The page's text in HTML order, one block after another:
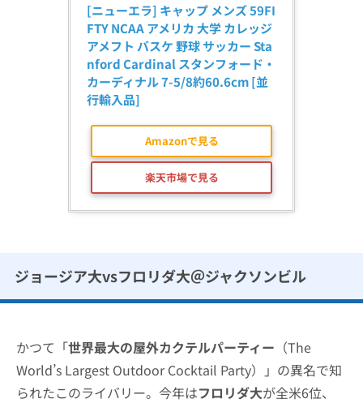
[ニューエラ] キャップ メンズ 59FI
FTY NCAA アメリカ 大学 カレッジ
アメフト バスケ 野球 サッカー Sta
nford Cardinal スタンフォード・
カーディナル 7-5/8約60.6cm [並
行輸入品]
Amazonで見る
楽天市場で見る
ジョージア大vsフロリダ大＠ジャクソンビル
かつて「世界最大の屋外カクテルパーティー （The
World’s Largest Outdoor Cocktail Party）」の異名で知
られたこのライバリー。今年はフロリダ大が全米6位、